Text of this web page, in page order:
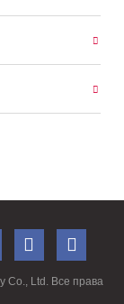
Co., Ltd. Все права